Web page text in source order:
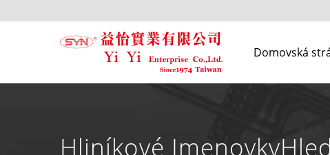
Domovská
Hliníkové